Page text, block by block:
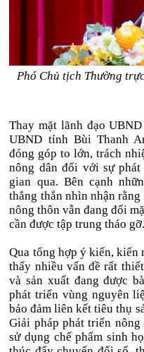
Phó Chủ tịch Thường
Thay mặt lãnh đạo
UBND tỉnh Bùi Thanh
đóng góp to lớn, trách
nông dân đối với sự
gian qua. Bên cạnh
thẳng thắn nhìn nhận
nông thôn vẫn đang đối
cần được tập trung tháo gỡ.
Qua tổng hợp ý kiến, kiến
thấy nhiều vấn đề rất
và sản xuất đang được
phát triển vùng nguyên
bảo đảm liên kết tiêu thụ
Giải pháp phát triển
sử dụng chế phẩm sinh